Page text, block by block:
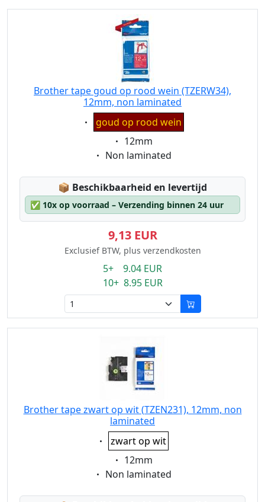
Brother tape goud op rood wein (TZERW34),
12mm, non laminated
Eigenschaft:
goud op rood wein
Eigenschaft:
12mm
Eigenschaft:
Non laminated
📦 Lagerstatus:
Beschikbaarheid en levertijd
✅ 10x op voorraad – Verzending binnen 24 uur
9,13 EUR
Exclusief BTW, plus verzendkosten
5+ 9.04 EUR
10+ 8.95 EUR
Brother tape zwart op wit (TZEN231), 12mm, non
laminated
Eigenschaft:
zwart op wit
Eigenschaft:
12mm
Eigenschaft:
Non laminated